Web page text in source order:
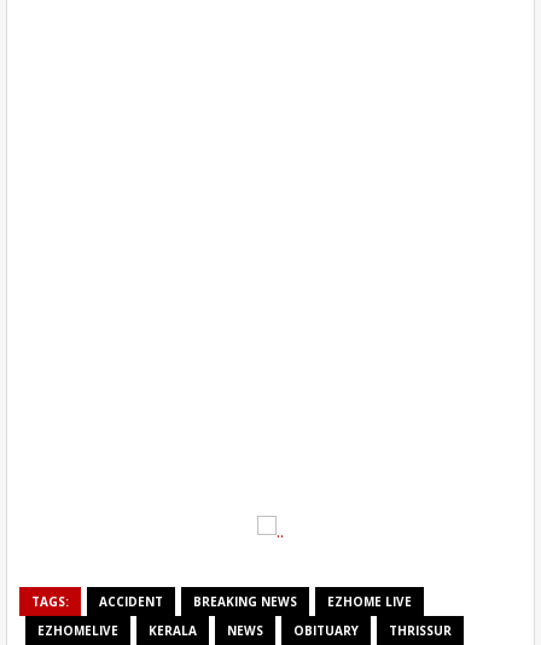
TAGS: ACCIDENT BREAKING NEWS
EZHOME LIVE
EZHOMELIVE
KERALA NEWS OBITUARY THRISSUR